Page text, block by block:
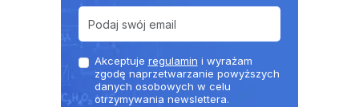
Akceptuje regulamin i wyrażam
zgodę naprzetwarzanie powyższych
danych osobowych w celu
otrzymywania newslettera.